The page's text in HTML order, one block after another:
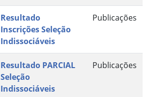
Resultado
Inscrições Seleção
Indissociáveis
Publicações
Resultado PARCIAL
Seleção
Indissociáveis
Publicações